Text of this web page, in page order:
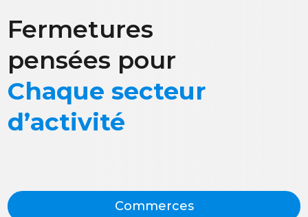
Fermetures
pensées pour
Chaque secteur
d’activité
Commerces